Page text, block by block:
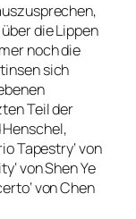
die Lippen
noch die
sich
Teil der
Tapestry‘ von
von Shen Ye
von Chen